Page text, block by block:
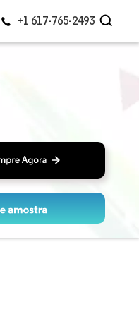
+1 617-765-2493